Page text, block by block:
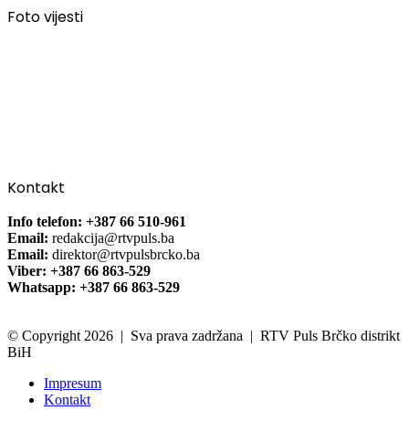
Foto vijesti
Kontakt
Info telefon: +387 66 510-961
Email: redakcija@rtvpuls.ba
Email: direktor@rtvpulsbrcko.ba
Viber: +387 66 863-529
Whatsapp: +387 66 863-529
© Copyright 2026 | Sva prava zadržana | RTV Puls Brčko distrikt
BiH
Impresum
Kontakt